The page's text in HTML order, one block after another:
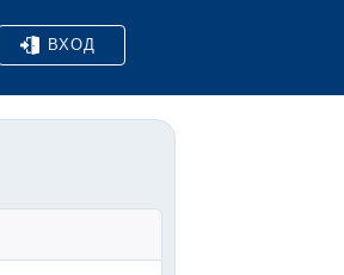
ВХОД